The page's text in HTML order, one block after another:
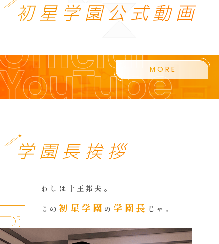
初星学園公式動画
MORE
学園長挨拶
わしは十王邦夫。
この初星学園 の 学園長 じゃ。